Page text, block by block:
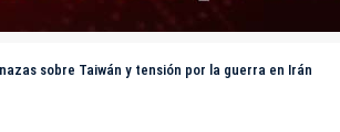
sobre Taiwán y tensión por la guerra en Irán